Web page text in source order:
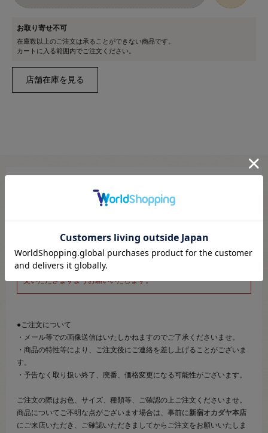
お取り寄せ不可
在庫数以上のご注文は承ることができない商品です。
カートに入る範囲内でご注文ください。
こちらのページは、店頭にてあらかじめ商品詳細および商品コード
また、詳細につきましてのご案内、ご相談もオンラインショップ窓
口では承っておりません。
併せて下記のご説明事項につきましてもご確認、ご了承の上、ご注
文いただきますようお願いいたします。
●ご注文について
・メール等での画像送信はいたしかねますのでご了承くださいませ。
・商品の特性等により、ご注文後にご連絡を差し上げることがございま
す。
・予告なく取り扱い終了、廃番、価格変更になる可能性がございます。
ご注文の際はお色、サイズ、種類等、ご確認の上ご注文くださいませ。
商品についてご不明な点がございます場合は、事前に新宿オカダヤ本店
にご来店いただき、ご確認いただきましてからご注文をお願いいたしま